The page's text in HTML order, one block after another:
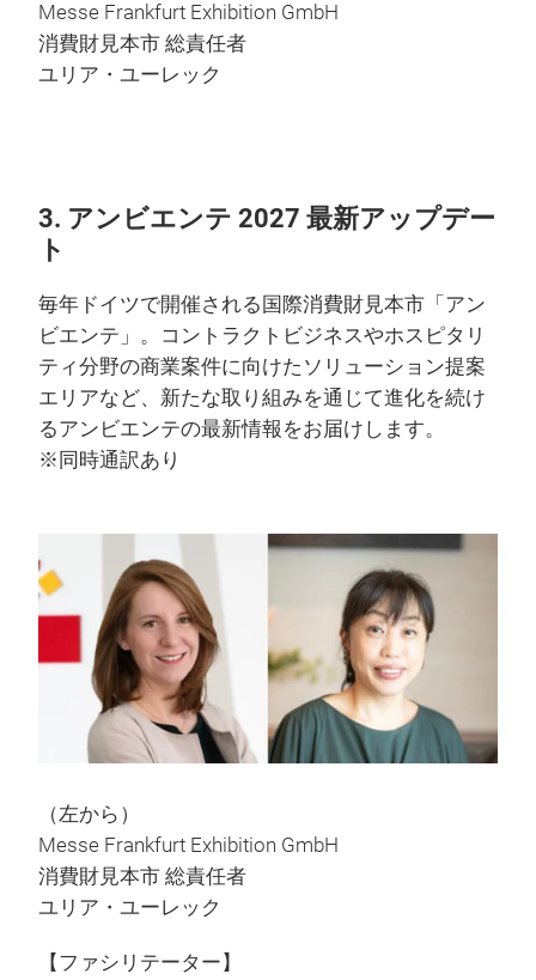
Messe Frankfurt Exhibition GmbH
消費財見本市 総責任者
ユリア・ユーレック
3. アンビエンテ 2027 最新アップデー
ト
毎年ドイツで開催される国際消費財見本市「アン
ビエンテ」。コントラクトビジネスやホスピタリ
ティ分野の商業案件に向けたソリューション提案
エリアなど、新たな取り組みを通じて進化を続け
るアンビエンテの最新情報をお届けします。
※同時通訳あり
（左から）
Messe Frankfurt Exhibition GmbH
消費財見本市 総責任者
ユリア・ユーレック
【ファシリテーター】